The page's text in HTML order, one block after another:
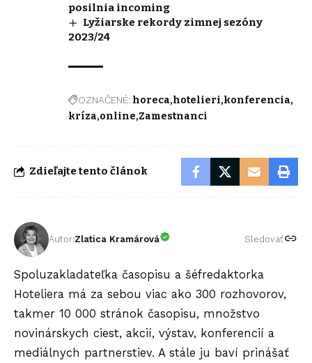
posilnia incoming
Lyžiarske rekordy zimnej sezóny
2023/24
OZNAČENÉ: horeca hotelieri konferencia
kríza online Zamestnanci
Zdieľajte tento článok
Autor:Zlatica Kramárová Sledovať
Spoluzakladateľka časopisu a šéfredaktorka
Hoteliera má za sebou viac ako 300 rozhovorov,
takmer 10 000 stránok časopisu, množstvo
novinárskych ciest, akcií, výstav, konferencií a
mediálnych partnerstiev. A stále ju baví prinášať